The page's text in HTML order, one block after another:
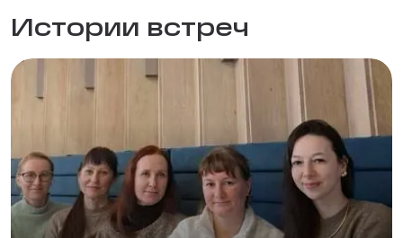
Истории встреч